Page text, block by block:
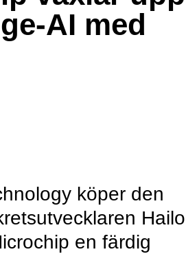
AI med
köper den
en färdig